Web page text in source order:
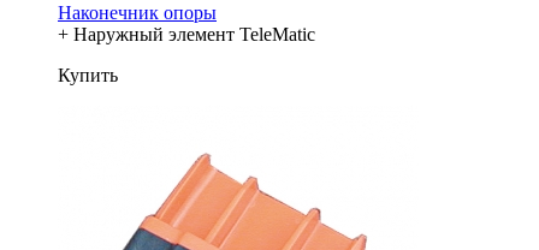
Наконечник опоры
+ Наружный элемент TeleMatic
Купить